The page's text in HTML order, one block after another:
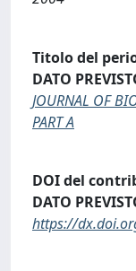
Titolo del
DATO
JOURNAL OF
PART A
DOI del
DATO
https://